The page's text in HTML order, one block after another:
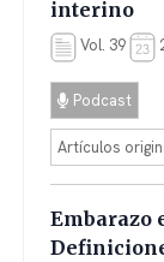
interino
Vol. 39
Podcast
Artículos
Embarazo